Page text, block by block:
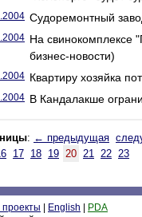
Судоремонтный
На свинокомплексе
бизнес-новости)
Квартиру хозяйка
В Кандалакше
: ← предыдущая
17 18 19 20 21 22 23
English
PDA